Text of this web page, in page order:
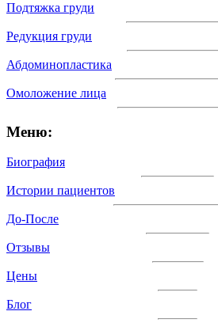
Подтяжка груди
Редукция груди
Абдоминопластика
Омоложение лица
Меню:
Биография
Истории пациентов
До-После
Отзывы
Цены
Блог